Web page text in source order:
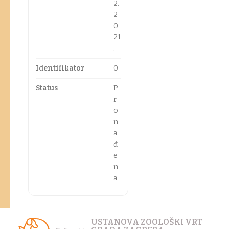
2.
2
0
21
.
Identifikator 0
Status
P
r
o
n
a
đ
e
n
a
USTANOVA ZOOLOŠKI VRT